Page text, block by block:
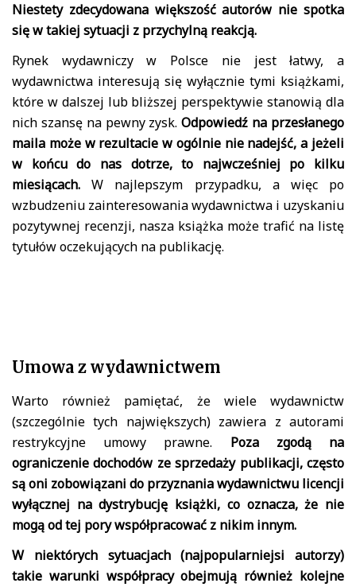
Niestety zdecydowana większość autorów nie spotka
się w takiej sytuacji z przychylną reakcją.
Rynek wydawniczy w Polsce nie jest łatwy, a
wydawnictwa interesują się wyłącznie tymi książkami,
które w dalszej lub bliższej perspektywie stanowią dla
nich szansę na pewny zysk.Odpowiedź na przesłanego
maila może w rezultacie w ogólnie nie nadejść, a jeżeli
w końcu do nas dotrze, to najwcześniej po kilku
miesiącach. W najlepszym przypadku, a więc po
wzbudzeniu zainteresowania wydawnictwa i uzyskaniu
pozytywnej recenzji, nasza książka może trafić na listę
tytułów oczekujących na publikację.
Umowa z wydawnictwem
Warto również pamiętać, że wiele wydawnictw
(szczególnie tych największych) zawiera z autorami
restrykcyjne umowy prawne. Poza zgodą na
ograniczenie dochodów ze sprzedaży publikacji, często
są oni zobowiązani do przyznania wydawnictwu licencji
wyłącznej na dystrybucję książki, co oznacza, że nie
mogą od tej pory współpracować z nikim innym.
W niektórych sytuacjach (najpopularniejsi autorzy)
takie warunki współpracy obejmują również kolejne